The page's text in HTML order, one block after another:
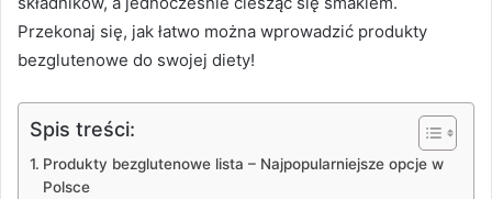
Przekonaj się, jak łatwo można wprowadzić produkty
bezglutenowe do swojej diety!
Spis treści:
Produkty bezglutenowe lista – Najpopularniejsze opcje w
Polsce